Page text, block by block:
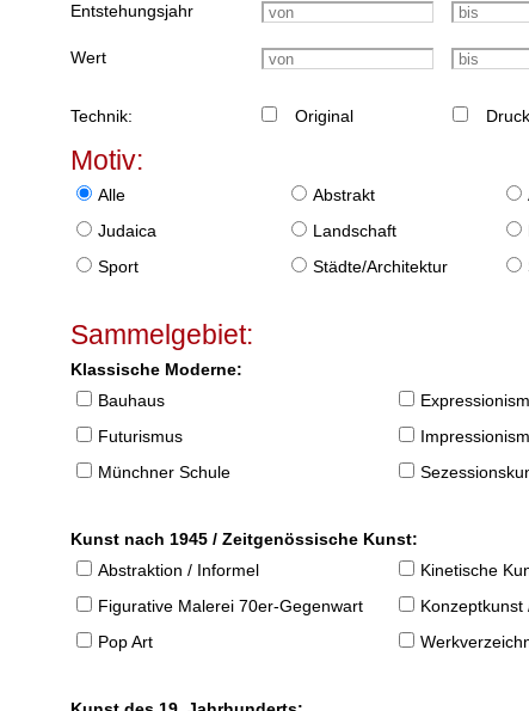
Entstehungsjahr
Wert
Technik: Original
Motiv:
Alle Abstrakt
Judaica
Landschaft
Sport
Städte/Architektur
Sammelgebiet:
Klassische Moderne:
Bauhaus
Futurismus
Münchner Schule
Kunst nach 1945 / Zeitgenössische Kunst:
Abstraktion / Informel
Kinetische
Figurative Malerei 70er-Gegenwart
Konzeptkunst
Pop Art